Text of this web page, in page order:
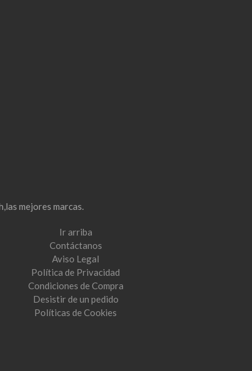
mejores marcas.
Ir arriba
Contáctanos
Aviso Legal
Política de Privacidad
Condiciones de Compra
Desistir de un pedido
Políticas de Cookies